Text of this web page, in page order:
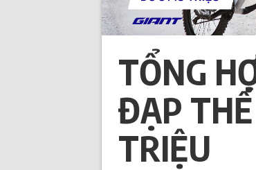
TỔNG
ĐẠP
TRIỆU